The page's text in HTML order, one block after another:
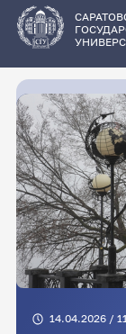
основному
содержанию
14.04.2026 /